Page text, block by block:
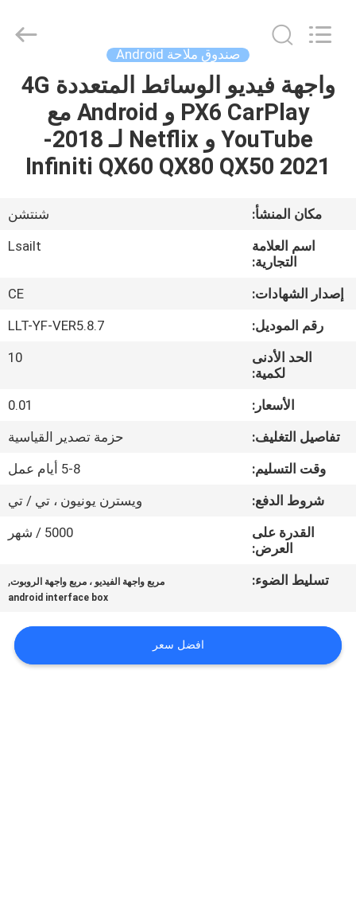
منزل،
منتجات
أشرطة
فيديو
معلومات
جولة
المعمل
مراقبة
الجودة
أخبار
Electron
Co.,Ltd.
Reserved.
صندوق ملاحة Android
واجهة فيديو الوسائط المتعددة 4G
PX6 CarPlay و Android مع
YouTube و Netflix لـ 2018-
2021 Infiniti QX60 QX80 QX50
مكان المنشأ:
شنتشن
اسم العلامة
التجارية:
Lsailt
إصدار الشهادات:
CE
رقم الموديل:
LLT-YF-VER5.8.7
الحد الأدنى
لكمية:
10
الأسعار:
0.01
تفاصيل التغليف:
حزمة تصدير القياسية
وقت التسليم:
5-8 أيام عمل
شروط الدفع:
ويسترن يونيون ، تي / تي
القدرة على
العرض:
5000 / شهر
تسليط الضوء: مربع واجهة الفيديو ، مربع واجهة الروبوت,
android interface box
افضل سعر